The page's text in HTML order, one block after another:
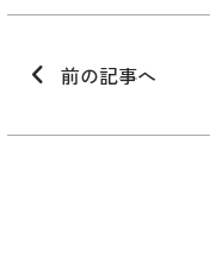
前の記事へ